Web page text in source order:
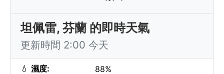
坦佩雷, 芬蘭 的即時天氣
更新時間 2:00 今天
💧 濕度: 88%